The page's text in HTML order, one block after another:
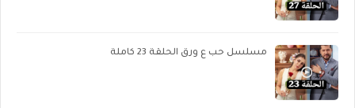
مسلسل حب ع ورق الحلقة 23 كاملة